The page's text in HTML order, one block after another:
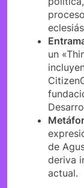
un
de
deriva
actual.